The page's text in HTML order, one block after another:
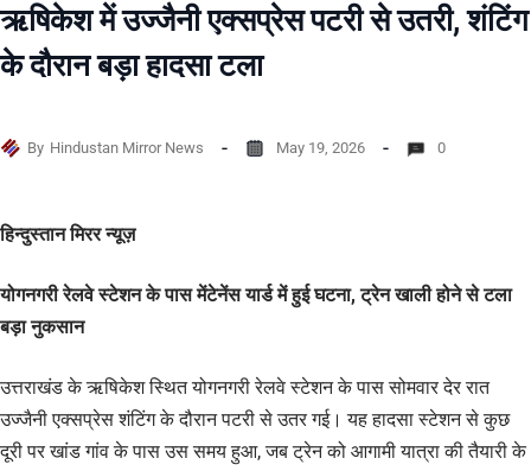
ऋषिकेश में उज्जैनी एक्सप्रेस पटरी से उतरी, शंटिंग
के दौरान बड़ा हादसा टला
By Hindustan Mirror News May 19, 2026 0
हिन्दुस्तान मिरर न्यूज़
योगनगरी रेलवे स्टेशन के पास मेंटेनेंस यार्ड में हुई घटना, ट्रेन खाली होने से टला
बड़ा नुकसान
उत्तराखंड के ऋषिकेश स्थित योगनगरी रेलवे स्टेशन के पास सोमवार देर रात
उज्जैनी एक्सप्रेस शंटिंग के दौरान पटरी से उतर गई। यह हादसा स्टेशन से कुछ
दूरी पर खांड गांव के पास उस समय हुआ, जब ट्रेन को आगामी यात्रा की तैयारी के